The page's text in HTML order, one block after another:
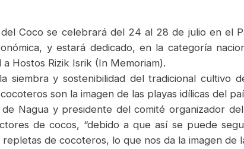
del Coco se celebrará del 24 al 28 de julio en el
y estará dedicado, en la categoría
Hostos Rizik Isrik (In Memoriam).
siembra y sostenibilidad del tradicional
son la imagen de las playas idílicas del
Nagua y presidente del comité organizador
de cocos, “debido a que así se puede
de cocoteros, lo que nos da la imagen de